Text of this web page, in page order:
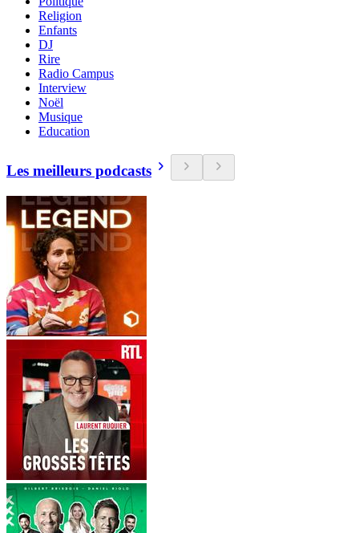
Religion
Enfants
DJ
Rire
Radio Campus
Interview
Noël
Musique
Education
Les meilleurs podcasts